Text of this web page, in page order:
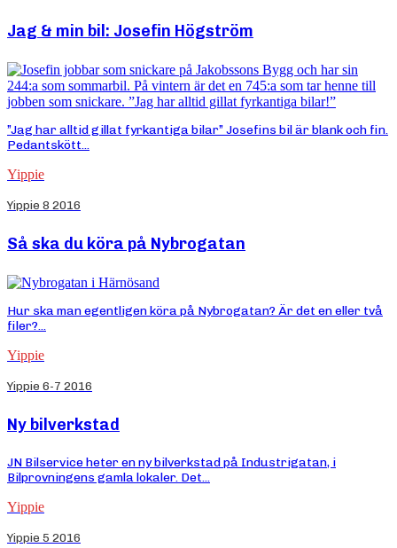
Jag & min bil: Josefin Högström
”Jag har alltid gillat fyrkantiga bilar” Josefins bil är blank och fin.
Pedantskött...
Yippie
Yippie 8 2016
Så ska du köra på Nybrogatan
Hur ska man egentligen köra på Nybrogatan? Är det en eller två
filer?...
Yippie
Yippie 6-7 2016
Ny bilverkstad
JN Bilservice heter en ny bilverkstad på Industrigatan, i
Bilprovningens gamla lokaler. Det...
Yippie
Yippie 5 2016